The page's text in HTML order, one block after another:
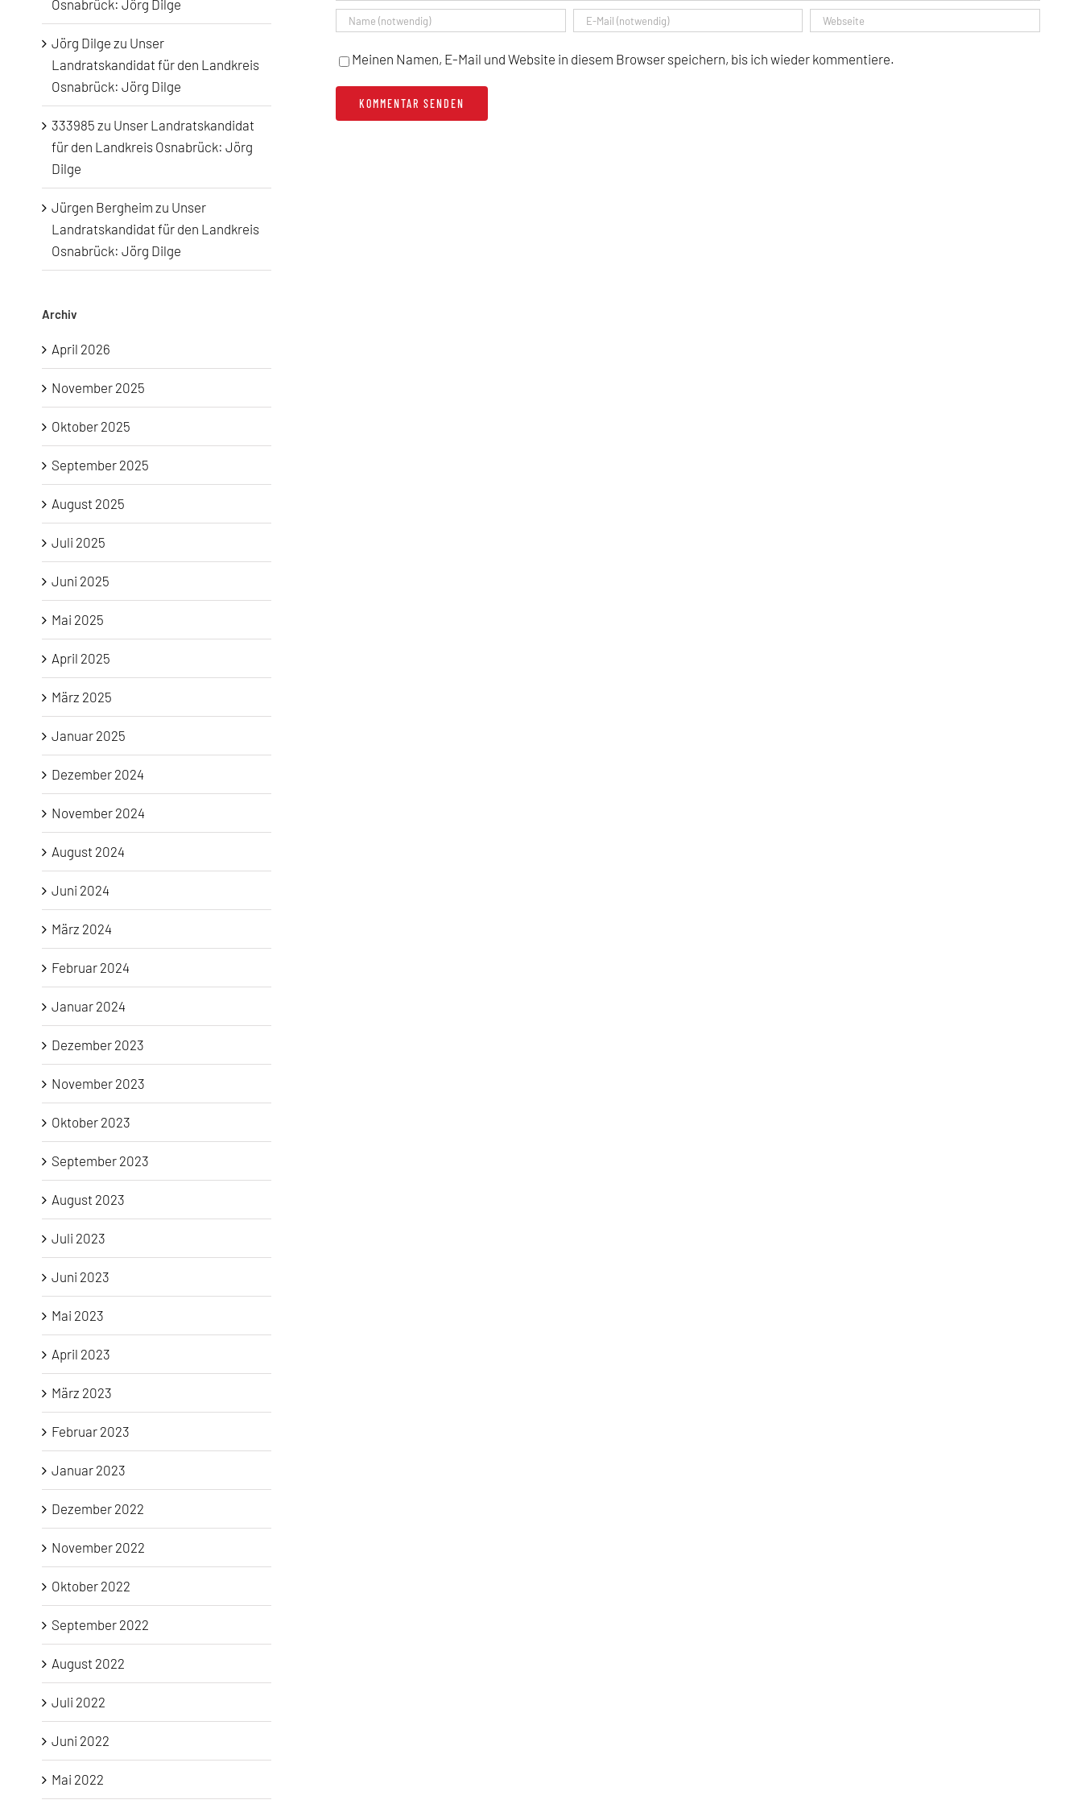
Meinen Namen, E-Mail und Website in diesem Browser speichern, bis ich wieder kommentiere.
Osnabrück: Jörg Dilge
Jörg Dilge zu Unser
Landratskandidat für den Landkreis
Osnabrück: Jörg Dilge
333985 zu Unser Landratskandidat
für den Landkreis Osnabrück: Jörg
Dilge
Jürgen Bergheim zu Unser
Landratskandidat für den Landkreis
Osnabrück: Jörg Dilge
Archiv
April 2026
November 2025
Oktober 2025
September 2025
August 2025
Juli 2025
Juni 2025
Mai 2025
April 2025
März 2025
Januar 2025
Dezember 2024
November 2024
August 2024
Juni 2024
März 2024
Februar 2024
Januar 2024
Dezember 2023
November 2023
Oktober 2023
September 2023
August 2023
Juli 2023
Juni 2023
Mai 2023
April 2023
März 2023
Februar 2023
Januar 2023
Dezember 2022
November 2022
Oktober 2022
September 2022
August 2022
Juli 2022
Juni 2022
Mai 2022